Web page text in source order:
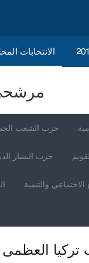
الانتخابات المحلية
مرشحي
حزب الشعب
حزب اليسار
الاجتماعي والتنمية
العظمى